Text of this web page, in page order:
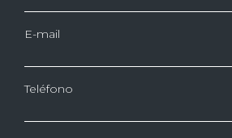
E-mail
Teléfono